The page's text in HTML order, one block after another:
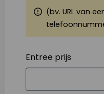
(bv. URL van
Entree prijs